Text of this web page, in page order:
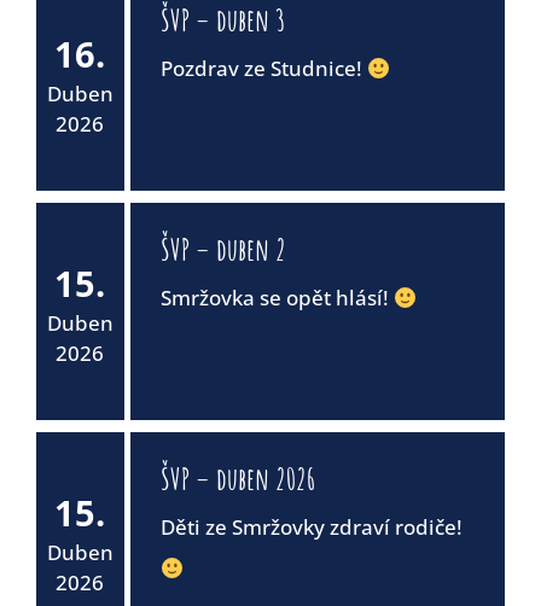
16.
Duben
2026
ŠVP – duben 3
Pozdrav ze Studnice!
15.
Duben
2026
ŠVP – duben 2
Smržovka se opět hlásí!
15.
Duben
2026
ŠVP – duben 2026
Děti ze Smržovky zdraví rodiče!